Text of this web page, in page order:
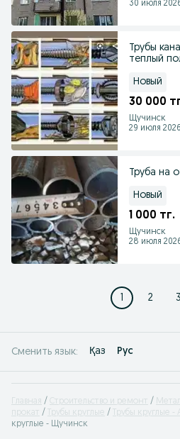
30 июля
Трубы
теплый
Новый
30 000
Щучинск
29 июля 2026
Труба на
Новый
1 000 тг.
Щучинск
28 июля
1 2 3
Сменить язык: Қаз Рус
Главная Строительство и ремонт
прокат
Трубы круглые Трубы круглые
круглые - Щучинск